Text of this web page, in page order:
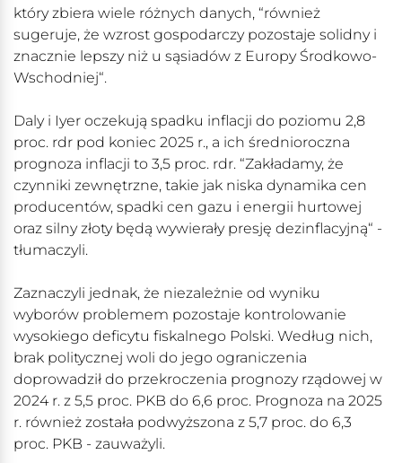
który zbiera wiele różnych danych, “również
sugeruje, że wzrost gospodarczy pozostaje solidny i
znacznie lepszy niż u sąsiadów z Europy Środkowo-
Wschodniej“.
Daly i Iyer oczekują spadku inflacji do poziomu 2,8
proc. rdr pod koniec 2025 r., a ich średnioroczna
prognoza inflacji to 3,5 proc. rdr. “Zakładamy, że
czynniki zewnętrzne, takie jak niska dynamika cen
producentów, spadki cen gazu i energii hurtowej
oraz silny złoty będą wywierały presję dezinflacyjną“ -
tłumaczyli.
Zaznaczyli jednak, że niezależnie od wyniku
wyborów problemem pozostaje kontrolowanie
wysokiego deficytu fiskalnego Polski. Według nich,
brak politycznej woli do jego ograniczenia
doprowadził do przekroczenia prognozy rządowej w
2024 r. z 5,5 proc. PKB do 6,6 proc. Prognoza na 2025
r. również została podwyższona z 5,7 proc. do 6,3
proc. PKB - zauważyli.